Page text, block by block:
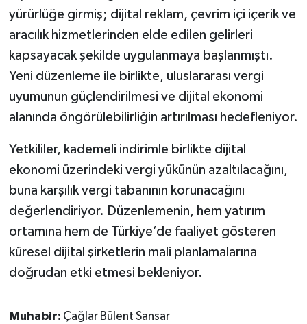
yürürlüğe girmiş; dijital reklam, çevrim içi içerik ve
aracılık hizmetlerinden elde edilen gelirleri
kapsayacak şekilde uygulanmaya başlanmıştı.
Yeni düzenleme ile birlikte, uluslararası vergi
uyumunun güçlendirilmesi ve dijital ekonomi
alanında öngörülebilirliğin artırılması hedefleniyor.
Yetkililer, kademeli indirimle birlikte dijital
ekonomi üzerindeki vergi yükünün azaltılacağını,
buna karşılık vergi tabanının korunacağını
değerlendiriyor. Düzenlemenin, hem yatırım
ortamına hem de Türkiye’de faaliyet gösteren
küresel dijital şirketlerin mali planlamalarına
doğrudan etki etmesi bekleniyor.
Muhabir: Çağlar Bülent Sansar